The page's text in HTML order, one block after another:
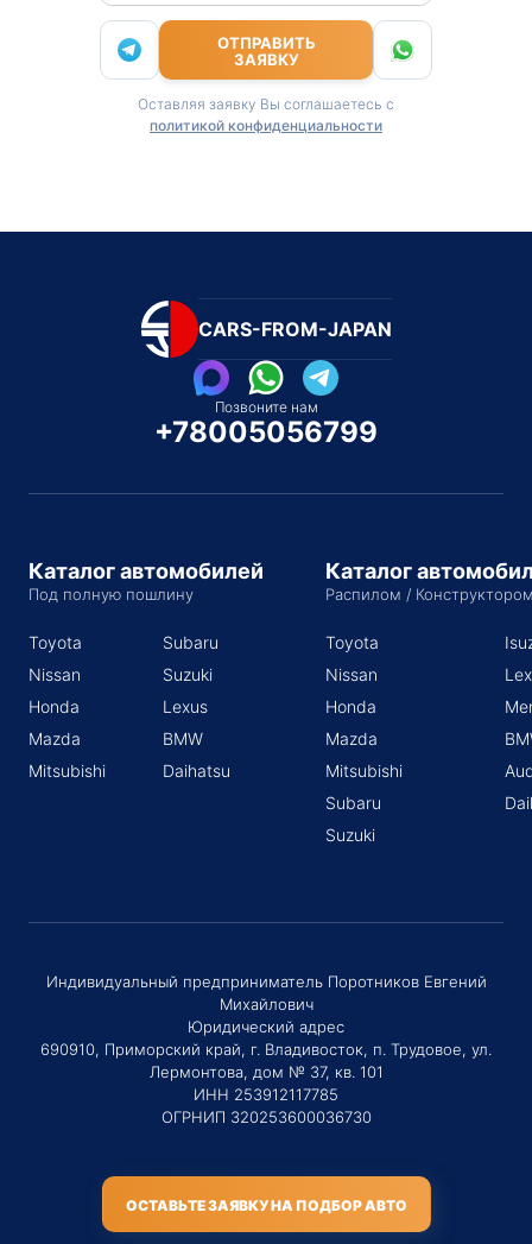
ОТПРАВИТЬ
ЗАЯВКУ
Оставляя заявку Вы соглашаетесь с
политикой конфиденциальности
CARS-FROM-JAPAN
Позвоните нам
+78005056799
Каталог автомобилей
Под полную пошлину
Toyota
Nissan
Honda
Mazda
Mitsubishi
Subaru
Suzuki
Lexus
BMW
Daihatsu
Каталог
Распилом /
Toyota
Nissan
Honda
Mazda
Mitsubishi
Subaru
Suzuki
Индивидуальный предприниматель Поротников Евгений
Михайлович
Юридический адрес
690910, Приморский край, г. Владивосток, п. Трудовое, ул.
Лермонтова, дом № 37, кв. 101
ИНН 253912117785
ОГРНИП 320253600036730
ОСТАВЬТЕ ЗАЯВКУ НА ПОДБОР АВТО